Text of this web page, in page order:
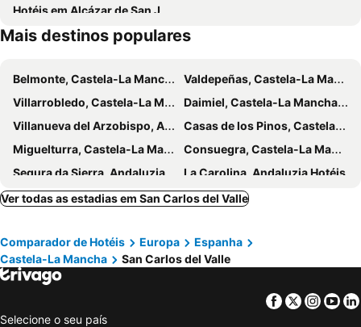
Hotéis em Alcázar de San Juan
Mais destinos populares
Belmonte, Castela-La Mancha Hotéis
Valdepeñas, Castela-La Mancha Hotéis
Villarrobledo, Castela-La Mancha Hotéis
Daimiel, Castela-La Mancha Hotéis
Villanueva del Arzobispo, Andaluzia Hotéis
Casas de los Pinos, Castela-La Mancha Hotéis
Miguelturra, Castela-La Mancha Hotéis
Consuegra, Castela-La Mancha Hotéis
Segura da Sierra, Andaluzia Hotéis
La Carolina, Andaluzia Hotéis
Ruidera, Castela-La Mancha Hotéis
Linares, Andaluzia Hotéis
Bailén, Andaluzia Hotéis
Villahermosa, Castela-La Mancha Hotéis
Malagón, Castela-La Mancha Hotéis
Herencia, Castela-La Mancha Hotéis
Torrenueva, Castela-La Mancha Hotéis
Ciudad Real, Castela-La Mancha Hotéis
Aranjuez, Madrid Hotéis
Ver todas as estadias em San Carlos del Valle
Comparador de Hotéis Europa
Espanha
Castela-La Mancha
San Carlos del Valle
Facebook
Twitter
Selecione o seu país